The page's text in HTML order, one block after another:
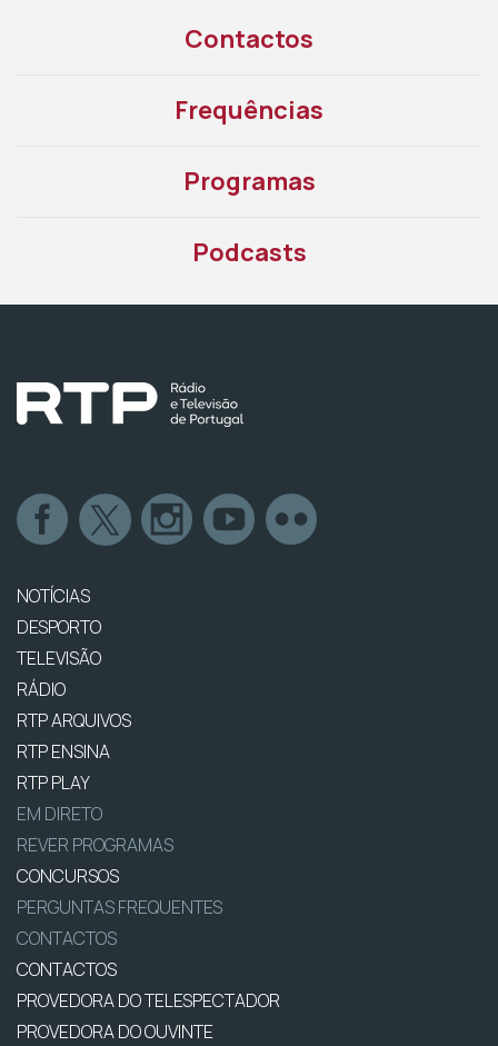
Contactos
Frequências
Programas
Podcasts
NOTÍCIAS
DESPORTO
TELEVISÃO
RÁDIO
RTP ARQUIVOS
RTP ENSINA
RTP PLAY
EM DIRETO
REVER PROGRAMAS
CONCURSOS
PERGUNTAS FREQUENTES
CONTACTOS
CONTACTOS
PROVEDORA DO TELESPECTADOR
PROVEDORA DO OUVINTE